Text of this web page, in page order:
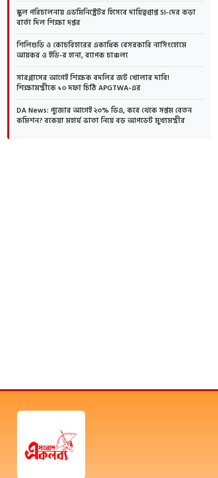
স্কুল পরিচালনায় এডমিনিস্ট্রেটর হিসেবে দায়িত্বপ্রাপ্ত SI-দের কড়া
বার্তা দিল শিক্ষা দপ্তর
শিলিগুড়ি ও কোচবিহারের একাধিক বেসরকারি নার্সিংহোমে
আয়কর ও ইডি-র হানা, ব্যাপক চাঞ্চল্য
সারপ্লাসের আগেই শিক্ষক বদলির জট খোলার দাবি!
শিক্ষামন্ত্রীকে ১০ দফা চিঠি APGTWA-এর
DA News: পুজোর আগেই ২০% ডিএ, কবে থেকে সপ্তম বেতন
কমিশন? বকেয়া মহার্ঘ ভাতা নিয়ে বড় আপডেট মুখ্যমন্ত্রীর